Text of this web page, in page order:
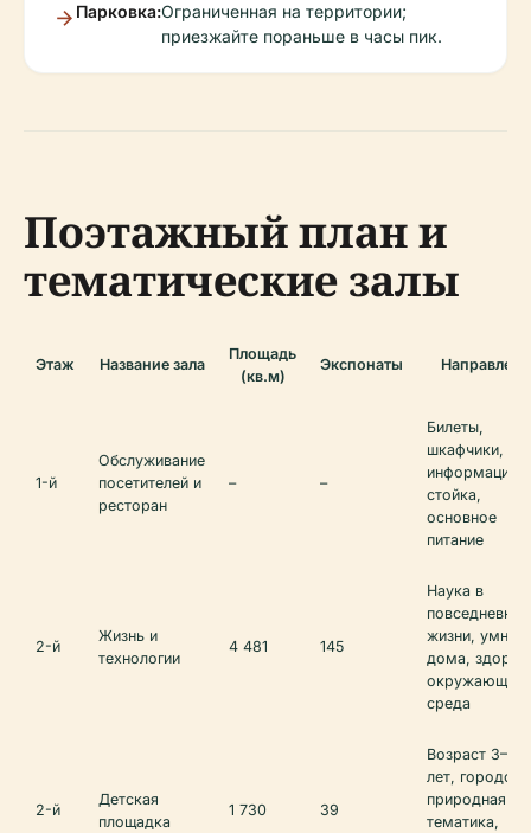
Парковка:Ограниченная на территории;
приезжайте пораньше в часы пик.
Поэтажный план и
тематические залы
Этаж Название зала
Площадь
(кв.м)
Экспонаты
1-й
Обслуживание
посетителей и
ресторан
– –
Билеты,
шкафчики,
стойка,
основное
питание
2-й
Жизнь и
технологии
4 481 145
Наука в
повседневной
жизни, умные
дома,
окружающая
среда
2-й
Детская
площадка
1 730 39
Возраст 3–10
лет,
природная
тематика,